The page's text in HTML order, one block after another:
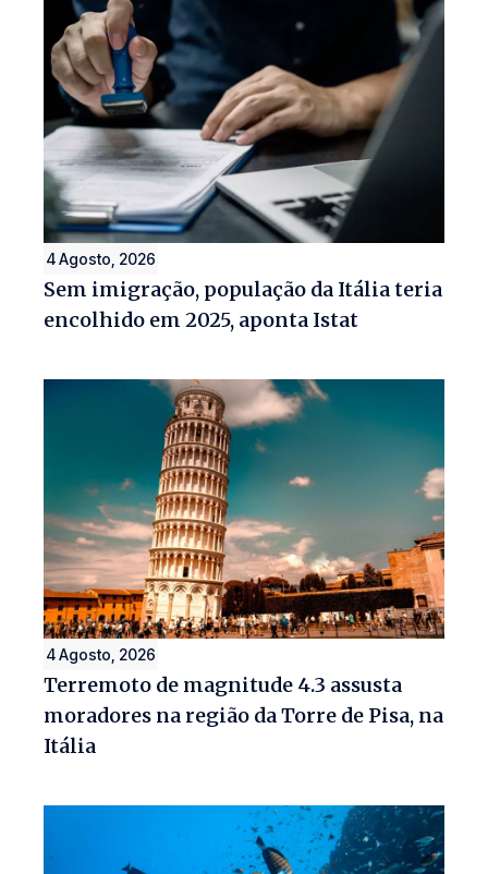
4 Agosto, 2026
Sem imigração, população da Itália teria
encolhido em 2025, aponta Istat
4 Agosto, 2026
Terremoto de magnitude 4.3 assusta
moradores na região da Torre de Pisa, na
Itália